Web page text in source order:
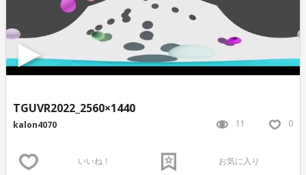
TGUVR2022_2560×1440
kalon4070 11 0
いいね！ お気に入り